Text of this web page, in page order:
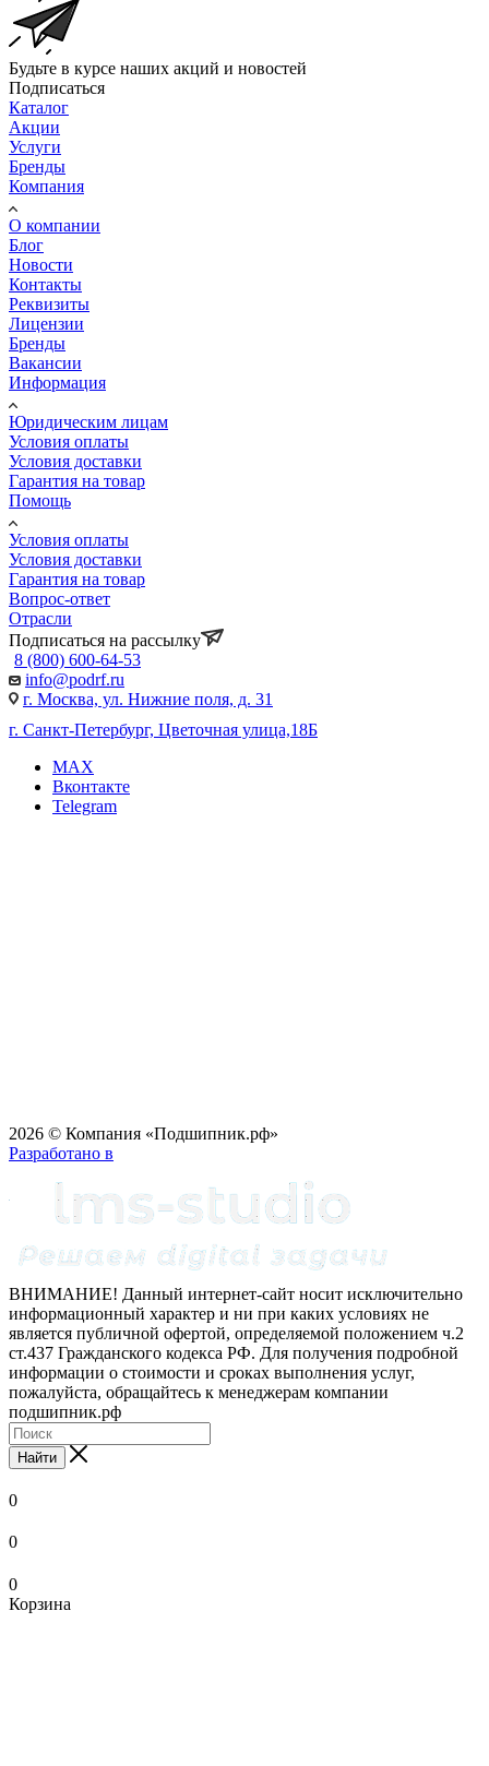
Будьте в курсе наших акций и новостей
Подписаться
Каталог
Акции
Услуги
Бренды
Компания
О компании
Блог
Новости
Контакты
Реквизиты
Лицензии
Бренды
Вакансии
Информация
Юридическим лицам
Условия оплаты
Условия доставки
Гарантия на товар
Помощь
Условия оплаты
Условия доставки
Гарантия на товар
Вопрос-ответ
Отрасли
Подписаться на рассылку
8 (800) 600-64-53
info@podrf.ru
г. Москва, ул. Нижние поля, д. 31
г. Санкт-Петербург, Цветочная улица,18Б
MAX
Вконтакте
Telegram
2026 © Компания «Подшипник.рф»
Разработано в
ВНИМАНИЕ! Данный интернет-сайт носит исключительно
информационный характер и ни при каких условиях не
является публичной офертой, определяемой положением ч.2
ст.437 Гражданского кодекса РФ. Для получения подробной
информации о стоимости и сроках выполнения услуг,
пожалуйста, обращайтесь к менеджерам компании
подшипник.рф
Найти
0
0
0
Корзина